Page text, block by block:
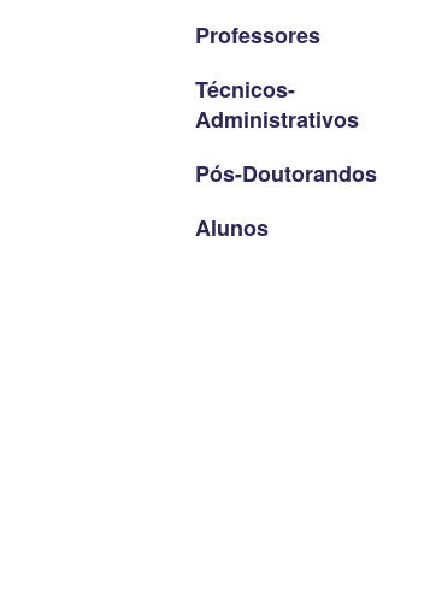
Professores
Técnicos-
Administrativos
Pós-Doutorandos
Alunos